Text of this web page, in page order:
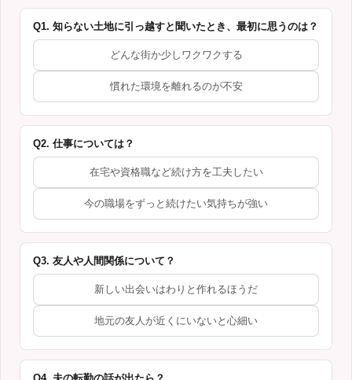
Q1. 知らない土地に引っ越すと聞いたとき、最初に思うのは？
どんな街か少しワクワクする
慣れた環境を離れるのが不安
Q2. 仕事については？
在宅や資格職など続け方を工夫したい
今の職場をずっと続けたい気持ちが強い
Q3. 友人や人間関係について？
新しい出会いはわりと作れるほうだ
地元の友人が近くにいないと心細い